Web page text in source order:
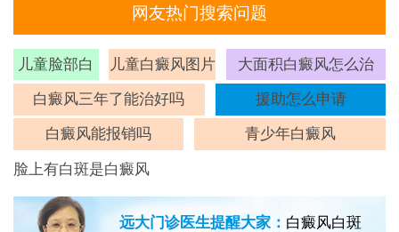
网友热门搜索问题
儿童脸部白
斑
儿童白癜风图片 大面积白癜风怎么治
白癜风三年了能治好吗 援助怎么申请
白癜风能报销吗 青少年白癜风
脸上有白斑是白癜风
远大门诊医生提醒大家： 白癜风白斑